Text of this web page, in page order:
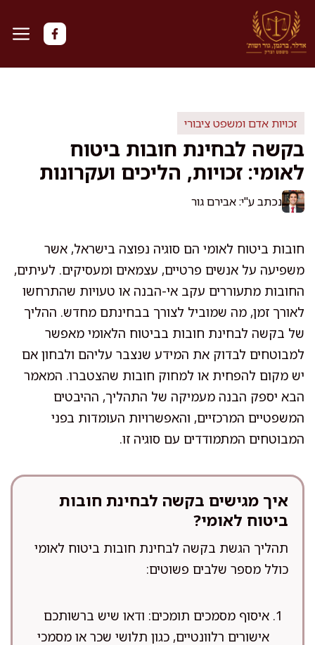
לדלג
לתוכן
זכויות אדם ומשפט ציבורי
בקשה לבחינת חובות ביטוח
לאומי: זכויות, הליכים ועקרונות
נכתב ע"י: אבירם גור
חובות ביטוח לאומי הם סוגיה נפוצה בישראל, אשר
משפיעה על אנשים פרטיים, עצמאים ומעסיקים. לעיתים,
החובות מתעוררים עקב אי-הבנה או טעויות שהתרחשו
לאורך זמן, מה שמוביל לצורך בבחינתם מחדש. ההליך
של בקשה לבחינת חובות בביטוח הלאומי מאפשר
למבוטחים לבדוק את המידע שנצבר עליהם ולבחון אם
יש מקום להפחית או למחוק חובות שהצטברו. המאמר
הבא יספק הבנה מעמיקה של התהליך, ההיבטים
המשפטיים המרכזיים, והאפשרויות העומדות בפני
המבוטחים המתמודדים עם סוגיה זו.
איך מגישים בקשה לבחינת חובות
ביטוח לאומי?
תהליך הגשת בקשה לבחינת חובות ביטוח לאומי
כולל מספר שלבים פשוטים:
איסוף מסמכים תומכים: ודאו שיש ברשותכם
אישורים רלוונטיים, כגון תלושי שכר או מסמכי